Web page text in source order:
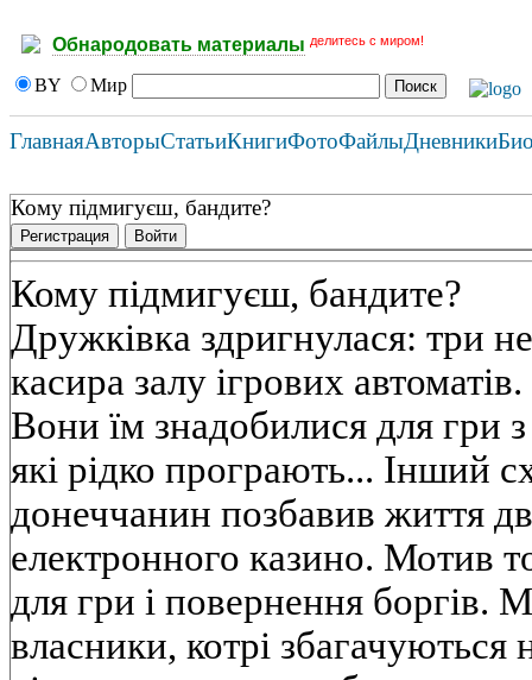
Обнародовать материалы делитесь с миром!
BY Мир
ГлавнаяАвторыСтатьиКнигиФотоФайлыДневники
Кому пiдмигуєш, бандите?
Регистрация Войти
Кому пiдмигуєш, бандите?
Дружкiвка здригнулася: три
касира залу iгрових
Вони їм знадобилися для гри
якi рiдко програють... Iнший
донеччанин позбавив життя
електронного казино. Мотив
для гри i повернення боргiв.
власники, котрi збагачуються